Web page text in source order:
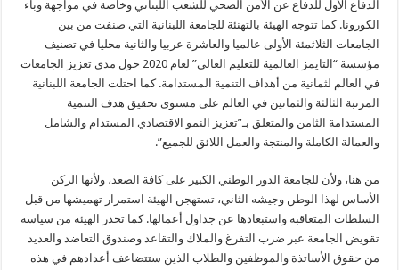
الدفاع الأول للدفاع عن الأمن الصحي للشعب اللبناني وخاصة في مواجهة وباء
الكورونا. كما تتوجه الهيئة بالتهنئة للجامعة اللبنانية التي صنفت من بين
الجامعات الثلاثمئة الأولى عالميا والعاشرة عربيا والثانية محليا في تصنيف
مؤسسة “التايمز العالمية للتعليم العالي” لعام 2020 حول مدى تعزيز الجامعات
في العالم لثمانية من أهداف التنمية المستدامة. كما احتلت الجامعة اللبنانية
المرتبة الثالثة والثمانين في العالم على مستوى تحقيق هدف التنمية
المستدامة الثامن والمتعلق بـ”تعزيز النمو الاقتصادي المستدام والشامل
والعمالة الكاملة والمنتجة والعمل اللائق للجميع”.
من هنا، ولأن للجامعة الدور الوطني الكبير على كافة الصعد، ولأنها الركن
الأساس لهذا الوطن وجيشه الثاني، تستهجن الهيئة استمرار تهميشها من قبل
السلطات المتعاقبة واستبعادها عن جداول أعمالها. كما تحذر الهيئة من سياسة
تقويض الجامعة عبر ضرب التفرغ والملاك والتقاعد وصندوق التعاضد والعديد
من حقوق الأساتذة والموظفين والطلاب الذين ستتضاعف أعدادهم في هذه